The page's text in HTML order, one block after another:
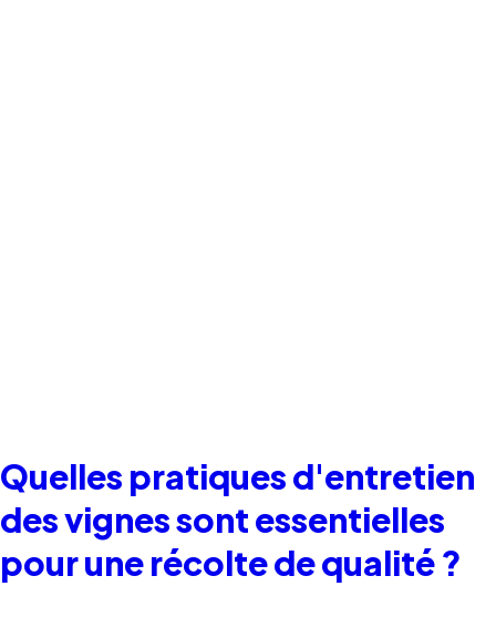
Quelles pratiques d'entretien
des vignes sont essentielles
pour une récolte de qualité ?